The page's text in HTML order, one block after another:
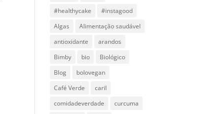
#healthycake
#instagood
Algas
Alimentação saudável
antioxidante
arandos
Bimby
bio
Biológico
Blog
bolovegan
Café Verde
caril
comidadeverdade
curcuma